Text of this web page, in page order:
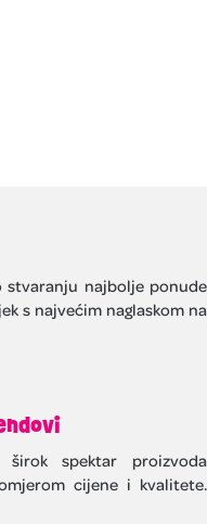
najbolje ponude
s najvećim naglaskom na
spektar proizvoda
cijene i kvalitete.